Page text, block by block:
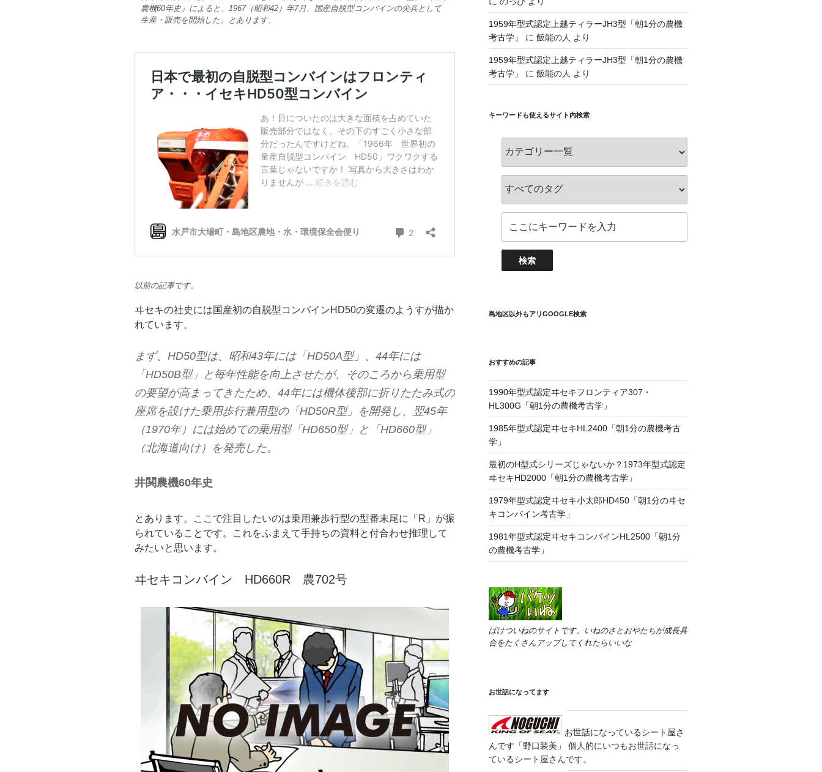
農機60年史』によると、1967（昭和42）年7月、国産自脱型コンバインの尖兵として
生産・販売を開始した。とあります。
以前の記事です。
ヰセキの社史には国産初の自脱型コンバインHD50の変遷のようすが描か
れています。
まず、HD50型は、昭和43年には「HD50A型」、44年には
「HD50B型」と毎年性能を向上させたが、そのころから乗用型
の要望が高まってきたため、44年には機体後部に折りたたみ式の
座席を設けた乗用歩行兼用型の「HD50R型」を開発し、翌45年
（1970年）には始めての乗用型「HD650型」と「HD660型」
（北海道向け）を発売した。
井関農機60年史
とあります。ここで注目したいのは乗用兼歩行型の型番末尾に「R」が振
られていることです。これをふまえて手持ちの資料と付合わせ推理して
みたいと思います。
ヰセキコンバイン HD660R 農702号
1959年型式認定上越ティラーJH3型「朝1分の農機
考古学」
に 飯能の人 より
1959年型式認定上越ティラーJH3型「朝1分の農機
考古学」
に 飯能の人 より
キーワードも使えるサイト内検索
島地区以外もアリGOOGLE検索
おすすめの記事
1990年型式認定ヰセキフロンティア307・
HL300G「朝1分の農機考古学」
1985年型式認定ヰセキHL2400「朝1分の農機考古
学」
最初のH型式シリーズじゃないか？1973年型式認定
ヰセキHD2000「朝1分の農機考古学」
1979年型式認定ヰセキ小太郎HD450「朝1分のヰセ
キコンバイン考古学」
1981年型式認定ヰセキコンバインHL2500「朝1分
の農機考古学」
ばけついねのサイトです。いねのさとおやたちが成長具
合をたくさんアップしてくれたらいいな
お世話になってます
お世話になっているシート屋さ
んです「野口装美」
個人的にいつもお世話になっ
ているシート屋さんです。